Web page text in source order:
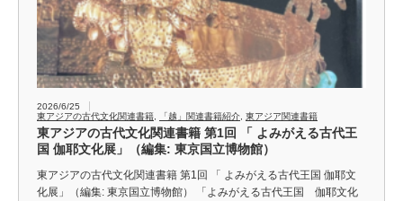
2026/6/25
東アジアの古代文化関連書籍
「越」関連書籍紹介 東アジア関連書籍
東アジアの古代文化関連書籍 第1回 「 よみがえる古代王
国 伽耶文化展」（編集: 東京国立博物館）
東アジアの古代文化関連書籍 第1回 「 よみがえる古代王国 伽耶文
化展」（編集: 東京国立博物館） 「よみがえる古代王国 伽耶文化